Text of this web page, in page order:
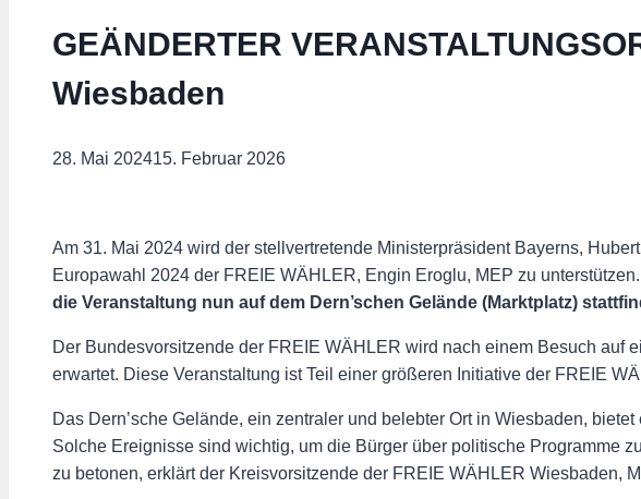
GEÄNDERTER
Wiesbaden
28. Mai 202415. Februar 2026
Am 31. Mai 2024 wird der stellvertretende Ministerpräsident Bayerns,
Europawahl 2024 der FREIE WÄHLER, Engin Eroglu, MEP zu unterstützen.
die Veranstaltung nun auf dem Dern’schen Gelände (Marktplatz)
Der Bundesvorsitzende der FREIE WÄHLER wird nach einem Besuch auf
erwartet. Diese Veranstaltung ist Teil einer größeren Initiative der FREIE
Das Dern’sche Gelände, ein zentraler und belebter Ort in Wiesbaden,
Solche Ereignisse sind wichtig, um die Bürger über politische Programme
zu betonen, erklärt der Kreisvorsitzende der FREIE WÄHLER Wiesbaden,